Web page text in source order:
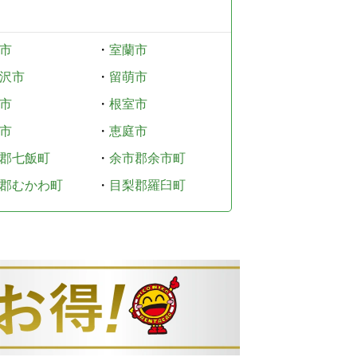
・ 室蘭市
市
・ 留萌市
・ 根室市
・ 恵庭市
七飯町
・ 余市郡余市町
むかわ町
・ 目梨郡羅臼町